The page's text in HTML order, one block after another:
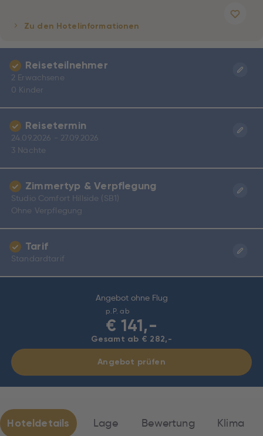
Zu den Hotelinformationen
Angebot ohne Flug
p.P. ab
€ 141,-
Gesamt ab € 282,-
Angebot prüfen
Reiseteilnehmer
2 Erwachsene
0 Kinder
Reisetermin
24.09.2026 - 27.09.2026
3 Nächte
Zimmertyp & Verpflegung
Studio Comfort Hillside (SB1)
Ohne Verpflegung
Tarif
Standardtarif
Hoteldetails Lage Bewertung Klima